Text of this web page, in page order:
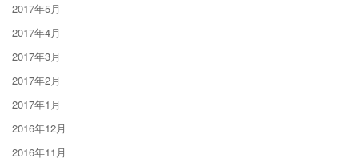
2017年5月
2017年4月
2017年3月
2017年2月
2017年1月
2016年12月
2016年11月